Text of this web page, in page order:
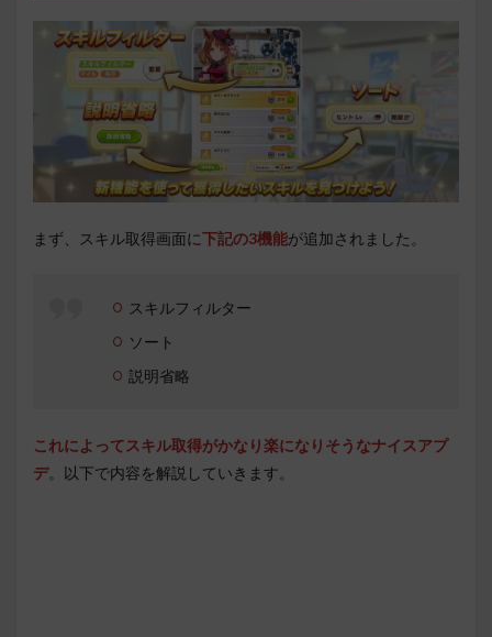
まず、スキル取得画面に下記の3機能が追加されました。
スキルフィルター
ソート
説明省略
これによってスキル取得がかなり楽になりそうなナイスアプ
デ。以下で内容を解説していきます。